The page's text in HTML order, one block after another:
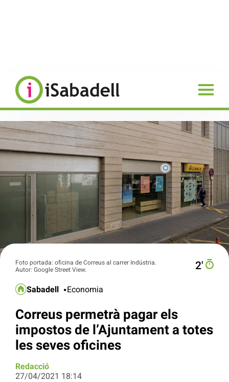
Foto portada: oficina de Correus al carrer Indústria.
Autor: Google Street View.
2′
Sabadell Economia
Correus permetrà pagar els
impostos de l’Ajuntament a totes
les seves oficines
Redacció
27/04/2021 18:14